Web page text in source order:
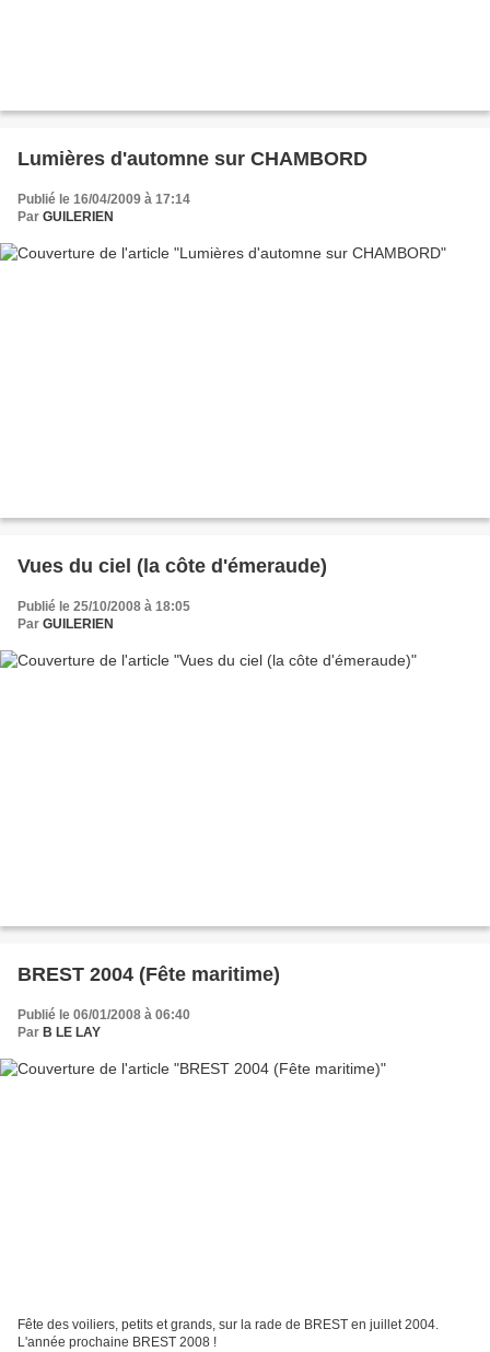
Lumières d'automne sur CHAMBORD
Publié le 16/04/2009 à 17:14
Par GUILERIEN
Vues du ciel (la côte d'émeraude)
Publié le 25/10/2008 à 18:05
Par GUILERIEN
BREST 2004 (Fête maritime)
Publié le 06/01/2008 à 06:40
Par B LE LAY
Fête des voiliers, petits et grands, sur la rade de BREST en juillet 2004.
L'année prochaine BREST 2008 !